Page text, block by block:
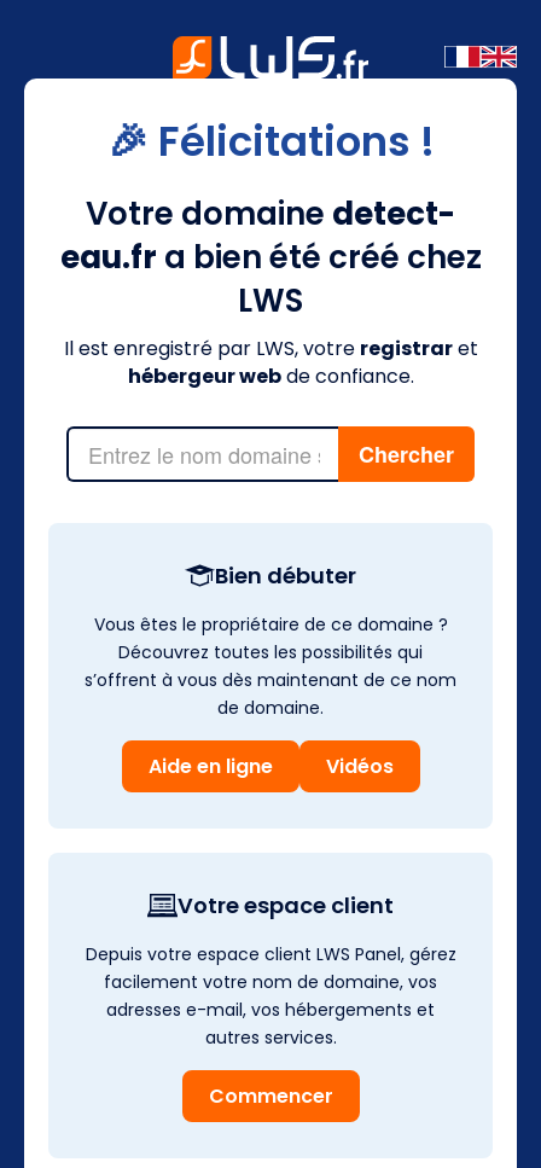
🎉 Félicitations !
Votre domaine detect-
eau.fr a bien été créé chez
LWS
Il est enregistré par LWS, votre registraret
hébergeur webde confiance.
Bien débuter
Vous êtes le propriétaire de ce domaine ?
Découvrez toutes les possibilités qui
s’offrent à vous dès maintenant de ce nom
de domaine.
Aide en ligne Vidéos
Votre espace client
Depuis votre espace client LWS Panel, gérez
facilement votre nom de domaine, vos
adresses e-mail, vos hébergements et
autres services.
Commencer